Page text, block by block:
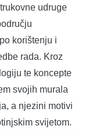
udruge
korištenju i
rada. Kroz
te koncepte
svojih murala
a njezini motivi
svijetom.